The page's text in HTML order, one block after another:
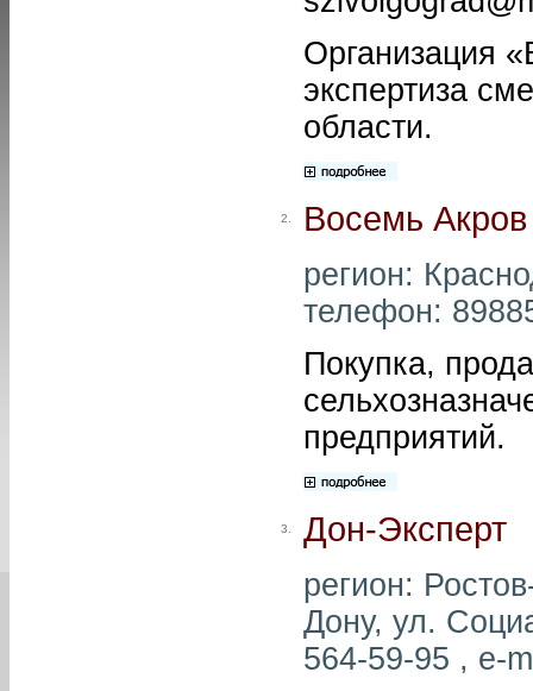
Организация
экспертиза
области.
2. Восемь Акров
регион:
телефон:
Покупка,
предприятий.
3. Дон-Эксперт
регион:
Дону, ул.
564-59-95 , e-